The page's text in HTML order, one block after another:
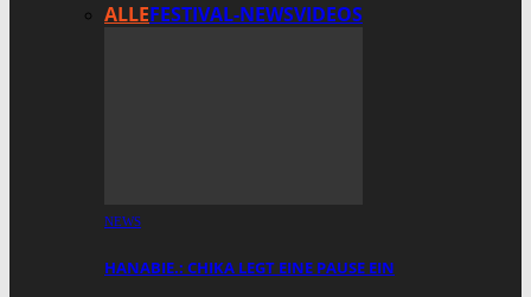
ALLEFESTIVAL-NEWSVIDEOS
NEWS
HANABIE.: CHIKA LEGT EINE PAUSE EIN